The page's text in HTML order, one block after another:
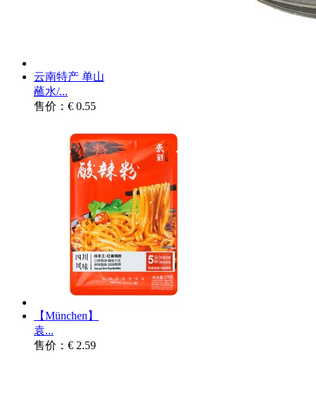
云南特产 单山
蘸水/...
售价：€ 0.55
【München】
袁...
售价：€ 2.59